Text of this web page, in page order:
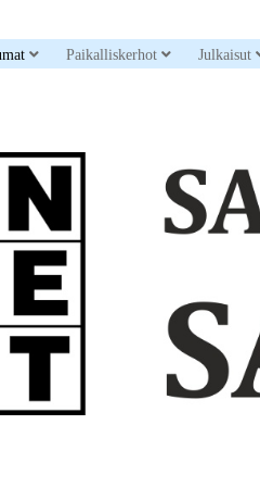
open dropdown menu
Paikalliskerhot openJulkaisut